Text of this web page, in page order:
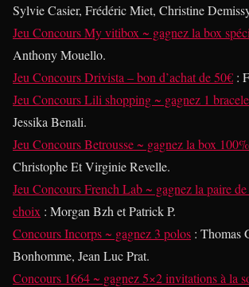
Sylvie Casier, Frédéric Miet, Christine
Jeu Concours My vitibox ~ gagnez la box
Anthony Mouello.
Jeu Concours Drivista – bon d’achat de 50€ :
Jeu Concours Lili shopping ~ gagnez 1
Jessika Benali.
Jeu Concours Betrousse ~ gagnez la box
Christophe Et Virginie Revelle.
Jeu Concours French Lab ~ gagnez la paire
choix : Morgan Bzh et Patrick P.
Concours Incorps ~ gagnez 3 polos : Thomas
Bonhomme, Jean Luc Prat.
Concours 1664 ~ gagnez 5×2 invitations à la